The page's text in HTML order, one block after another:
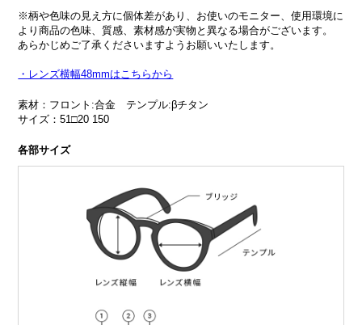
※柄や色味の見え方に個体差があり、お使いのモニター、使用環境に
より商品の色味、質感、素材感が実物と異なる場合がございます。
あらかじめご了承くださいますようお願いいたします。
・レンズ横幅48mmはこちらから
素材：フロント:合金 テンプル:βチタン
サイズ：51□20 150
各部サイズ